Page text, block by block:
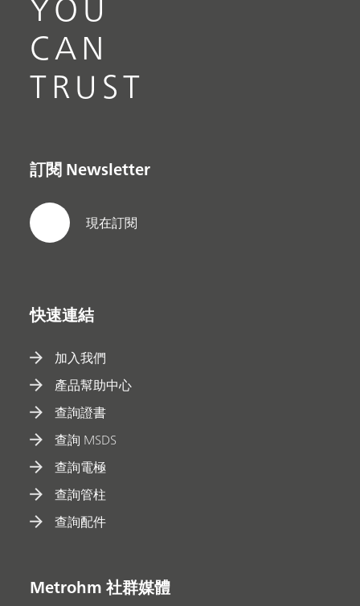
CAN
TRUST
訂閱 Newsletter
現在訂閱
快速連結
加入我們
產品幫助中心
查詢證書
查詢 MSDS
查詢電極
查詢管柱
查詢配件
Metrohm 社群媒體